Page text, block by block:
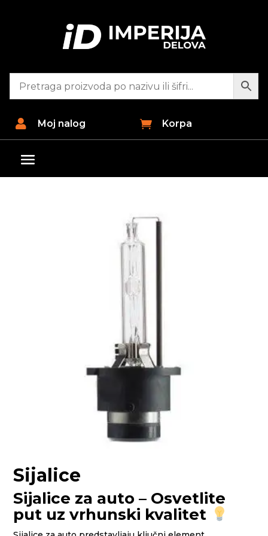
 Moj nalog  Korpa
Sijalice
Sijalice za auto – Osvetlite
put uz vrhunski kvalitet